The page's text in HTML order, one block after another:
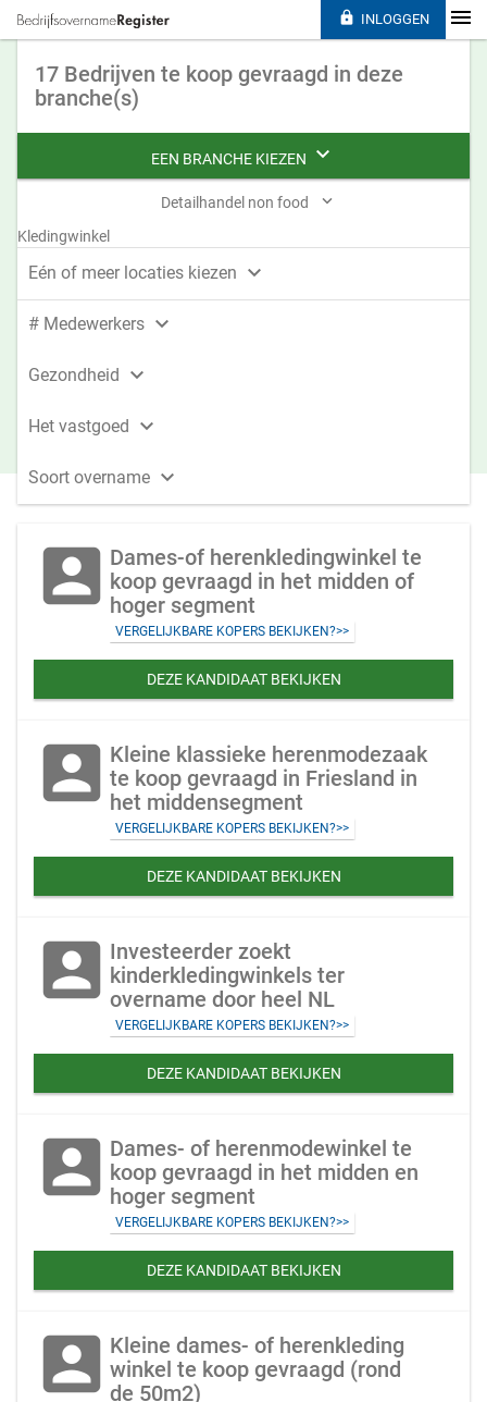
17 Bedrijven te koop gevraagd in deze
branche(s)
EEN BRANCHE KIEZEN 
Detailhandel non food 
Kledingwinkel
Eén of meer locaties kiezen 
# Medewerkers 
Gezondheid 
Het vastgoed 
Soort overname 
account_box Dames-of herenkledingwinkel te
koop gevraagd in het midden of
hoger segment
VERGELIJKBARE KOPERS BEKIJKEN?>>
DEZE KANDIDAAT BEKIJKEN
account_box Kleine klassieke herenmodezaak
te koop gevraagd in Friesland in
het middensegment
VERGELIJKBARE KOPERS BEKIJKEN?>>
DEZE KANDIDAAT BEKIJKEN
account_box Investeerder zoekt
kinderkledingwinkels ter
overname door heel NL
VERGELIJKBARE KOPERS BEKIJKEN?>>
DEZE KANDIDAAT BEKIJKEN
account_box Dames- of herenmodewinkel te
koop gevraagd in het midden en
hoger segment
VERGELIJKBARE KOPERS BEKIJKEN?>>
DEZE KANDIDAAT BEKIJKEN
account_box Kleine dames- of herenkleding
winkel te koop gevraagd (rond
de 50m2)
 INLOGGEN